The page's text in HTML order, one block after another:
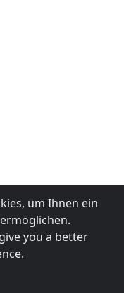
um Ihnen ein
you a better